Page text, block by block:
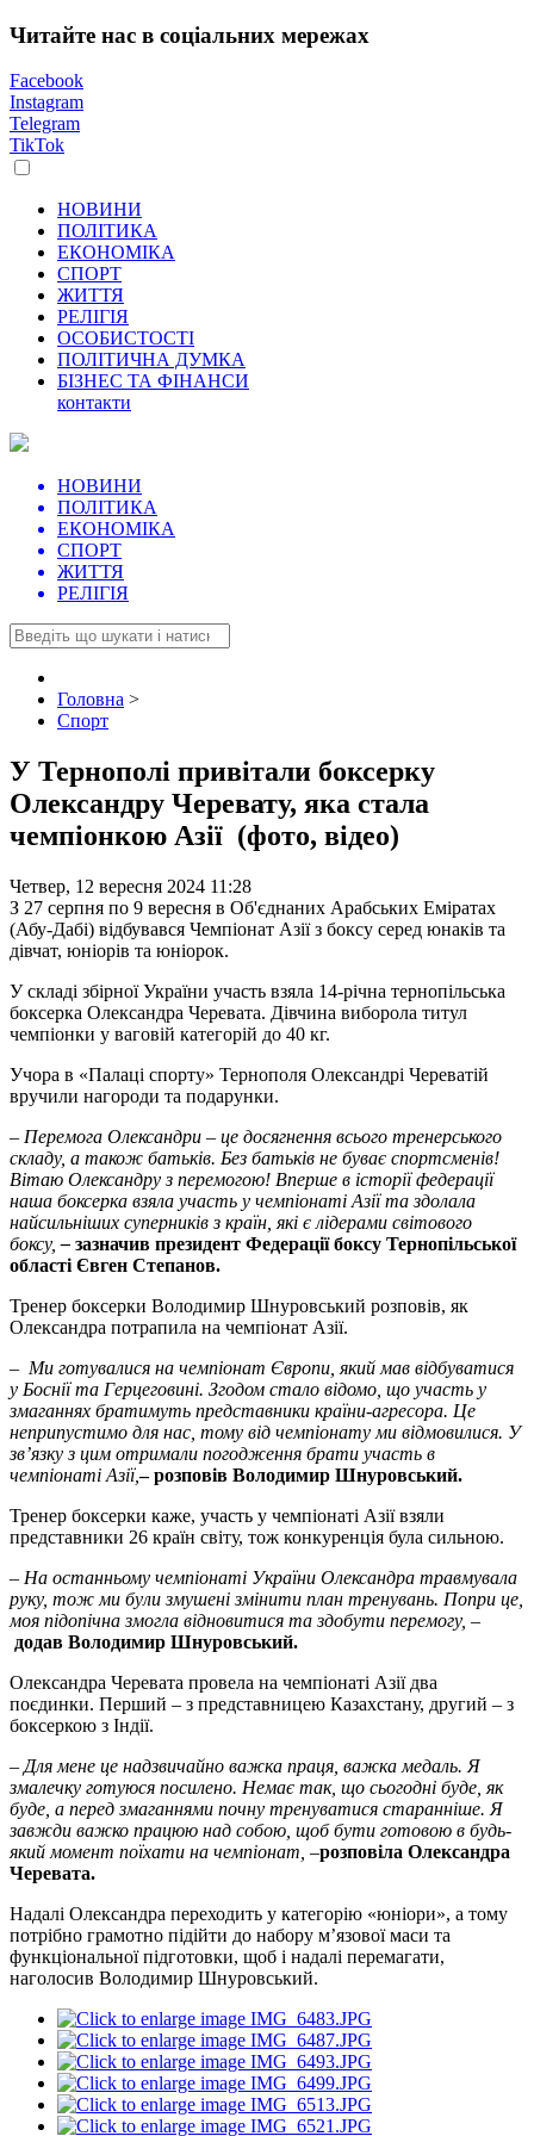
Читайте нас в соціальних мережах
Facebook
Instagram
Telegram
TikTok
НОВИНИ
ПОЛІТИКА
ЕКОНОМІКА
СПОРТ
ЖИТТЯ
РЕЛІГІЯ
ОСОБИСТОСТІ
ПОЛІТИЧНА ДУМКА
БІЗНЕС ТА ФІНАНСИ
контакти
НОВИНИ
ПОЛІТИКА
ЕКОНОМІКА
СПОРТ
ЖИТТЯ
РЕЛІГІЯ
Головна >
Спорт
У Тернополі привітали боксерку
Олександру Черевату, яка стала
чемпіонкою Азії (фото, відео)
Четвер, 12 вересня 2024 11:28
З 27 серпня по 9 вересня в Об'єднаних Арабських Еміратах
(Абу-Дабі) відбувався Чемпіонат Азії з боксу серед юнаків та
дівчат, юніорів та юніорок.
У складі збірної України участь взяла 14-річна тернопільська
боксерка Олександра Черевата. Дівчина виборола титул
чемпіонки у ваговій категорій до 40 кг.
Учора в «Палаці спорту» Тернополя Олександрі Череватій
вручили нагороди та подарунки.
– Перемога Олександри – це досягнення всього тренерського
складу, а також батьків. Без батьків не буває спортсменів!
Вітаю Олександру з перемогою! Вперше в історії федерації
наша боксерка взяла участь у чемпіонаті Азії та здолала
найсильніших суперників з країн, які є лідерами світового
боксу,– зазначив президент Федерації боксу Тернопільської
області Євген Степанов.
Тренер боксерки Володимир Шнуровський розповів, як
Олександра потрапила на чемпіонат Азії.
– Ми готувалися на чемпіонат Європи, який мав відбуватися
у Боснії та Герцеговині. Згодом стало відомо, що участь у
змаганнях братимуть представники країни-агресора. Це
неприпустимо для нас, тому від чемпіонату ми відмовилися. У
зв’язку з цим отримали погодження брати участь в
чемпіонаті Азії,– розповів Володимир Шнуровський.
Тренер боксерки каже, участь у чемпіонаті Азії взяли
представники 26 країн світу, тож конкуренція була сильною.
– На останньому чемпіонаті України Олександра травмувала
руку, тож ми були змушені змінити план тренувань. Попри це,
моя підопічна змогла відновитися та здобути перемогу, –
додав Володимир Шнуровський.
Олександра Черевата провела на чемпіонаті Азії два
поєдинки. Перший – з представницею Казахстану, другий – з
боксеркою з Індії.
– Для мене це надзвичайно важка праця, важка медаль. Я
змалечку готуюся посилено. Немає так, що сьогодні буде, як
буде, а перед змаганнями почну тренуватися старанніше. Я
завжди важко працюю над собою, щоб бути готовою в будь-
який момент поїхати на чемпіонат, –розповіла Олександра
Черевата.
Надалі Олександра переходить у категорію «юніори», а тому
потрібно грамотно підійти до набору м’язової маси та
функціональної підготовки, щоб і надалі перемагати,
наголосив Володимир Шнуровський.